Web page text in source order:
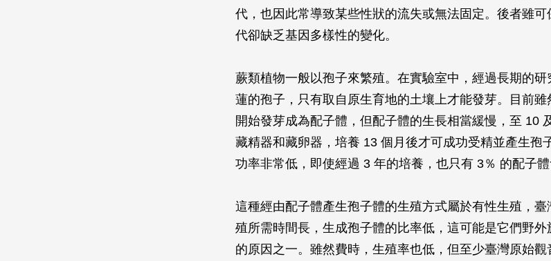
代，也因此常導致某些性狀的流失或無法固定。後者雖
代卻缺乏基因多樣性的變化。
蕨類植物一般以孢子來繁殖。在實驗室中，經過長期的
蓮的孢子，只有取自原生育地的土壤上才能發芽。目前
開始發芽成為配子體，但配子體的生長相當緩慢，至 10
藏精器和藏卵器，培養 13 個月後才可成功受精並產生孢
功率非常低，即使經過 3 年的培養，也只有 3％ 的配子體
這種經由配子體產生孢子體的生殖方式屬於有性生殖，
殖所需時間長，生成孢子體的比率低，這可能是它們野
的原因之一。雖然費時，生殖率也低，但至少臺灣原始